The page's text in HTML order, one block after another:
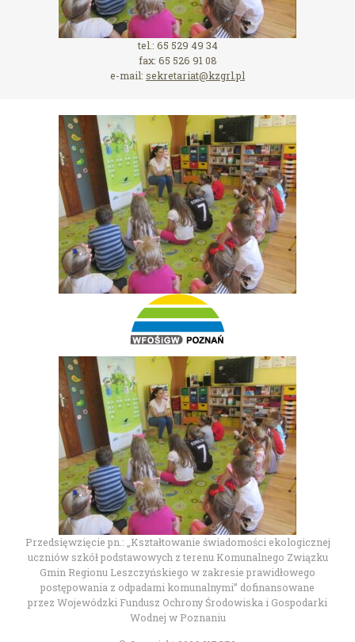
tel.: 65 529 49 34
fax: 65 526 91 08
e-mail: sekretariat@kzgrl.pl
Przedsięwzięcie pn.: „Kształtowanie świadomości ekologicznej
uczniów szkół podstawowych z terenu Komunalnego Związku
Gmin Regionu Leszczyńskiego w zakresie prawidłowego
postępowania z odpadami komunalnymi” dofinansowane
przez Wojewódzki Fundusz Ochrony Środowiska i Gospodarki
Wodnej w Poznaniu